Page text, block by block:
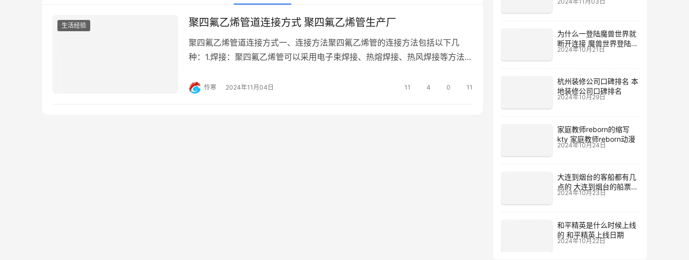
生活经验 聚四氟乙烯管道连接方式 聚四氟乙烯管生产厂
聚四氟乙烯管道连接方式一、连接方法聚四氟乙烯管的连接方法包括以下几
种：1.焊接：聚四氟乙烯管可以采用电子束焊接、热熔焊接、热风焊接等方法进
连接在一起。2.夹紧连接：聚四氟乙烯管可以采用夹紧连接的方式进行连接。
怜寒 2024年11月04日 11 4 0 11
时候
为什么一登陆魔兽世界就
断开连接 魔兽世界登陆不
上去
2024年10月21日
杭州装修公司口碑排名 本
地装修公司口碑排名
2024年10月29日
家庭教师reborn的缩写
kty 家庭教师reborn动漫
2024年10月24日
大连到烟台的客船都有几
点的 大连到烟台的船票价
格
2024年10月23日
和平精英是什么时候上线
的 和平精英上线日期
2024年10月22日